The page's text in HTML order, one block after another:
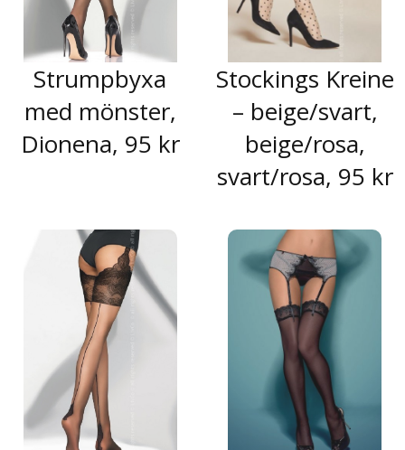
Strumpbyxa
med mönster,
Dionena, 95 kr
Stockings Kreine
– beige/svart,
beige/rosa,
svart/rosa, 95 kr